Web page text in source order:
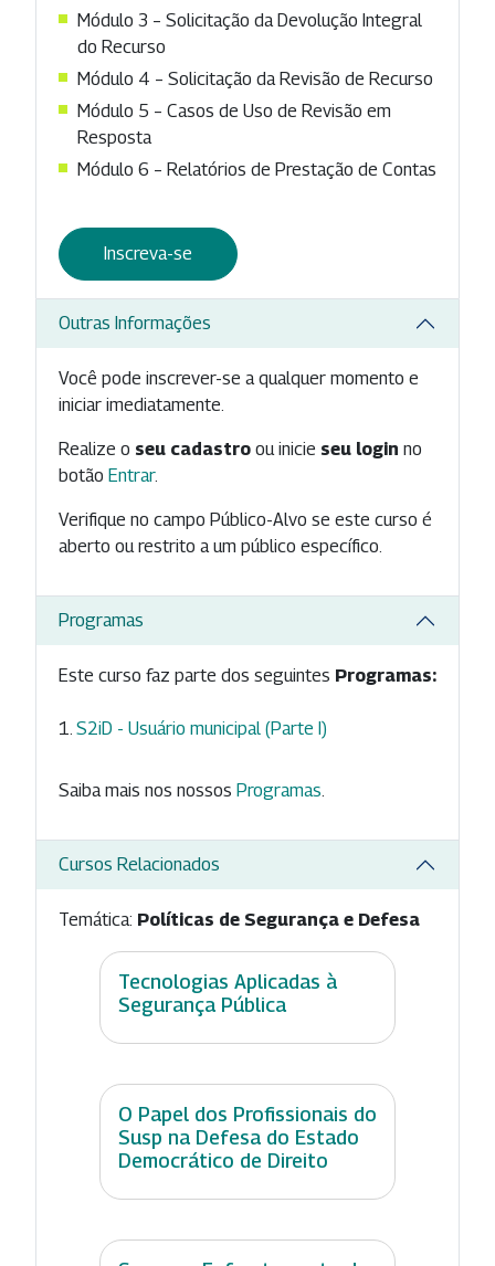
Módulo 3 – Solicitação da Devolução Integral
do Recurso
Módulo 4 – Solicitação da Revisão de Recurso
Módulo 5 – Casos de Uso de Revisão em
Resposta
Módulo 6 – Relatórios de Prestação de Contas
Inscreva-se
Outras Informações
Você pode inscrever-se a qualquer momento e
iniciar imediatamente.
Realize o seu cadastro ou inicie seu login no
botão Entrar.
Verifique no campo Público-Alvo se este curso é
aberto ou restrito a um público específico.
Programas
Este curso faz parte dos seguintes Programas:
S2iD - Usuário municipal (Parte I)
Saiba mais nos nossos Programas
Cursos Relacionados
Temática: Políticas de Segurança e Defesa
Tecnologias Aplicadas à
Segurança Pública
O Papel dos Profissionais do
Susp na Defesa do Estado
Democrático de Direito